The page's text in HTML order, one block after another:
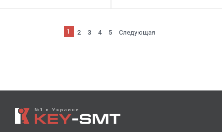
1 2 3 4 5 Следующая